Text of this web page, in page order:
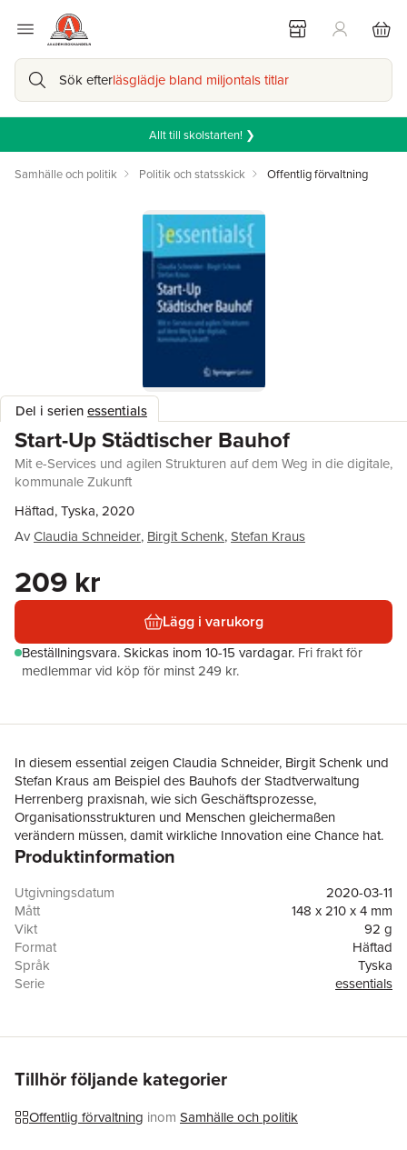
Sök efterläsglädje bland miljontals titlar
Allt till skolstarten! ❯
Samhälle och politik Politik och statsskick Offentlig förvaltning
Del i serienessentials
Start-Up Städtischer Bauhof
Mit e-Services und agilen Strukturen auf dem Weg in die digitale,
kommunale Zukunft
Häftad, Tyska, 2020
AvClaudia Schneider, Birgit Schenk,Stefan Kraus
209 kr
Lägg i varukorg
Beställningsvara.Skickas inom 10-15 vardagar. Fri frakt för
medlemmar vid köp för minst 249 kr.
In diesem essential zeigen Claudia Schneider, Birgit Schenk und
Stefan Kraus am Beispiel des Bauhofs der Stadtverwaltung
Herrenberg praxisnah, wie sich Geschäftsprozesse,
Organisationsstrukturen und Menschen gleichermaßen
verändern müssen, damit wirkliche Innovation eine Chance hat.
Neue e-Services sowie neue Formen der Zusammenarbeit und
Leistungsfähigkeit der Organisation und die Erhöhung der
Arbeitgeberattraktivität. Das Buch gibt wertvolle Hinweise für
Entscheider, die sich auf den gleichen Weg machen wollen.
Produktinformation
Utgivningsdatum
2020-03-11
Mått
148 x 210 x 4 mm
Vikt
92 g
Format
Häftad
Språk
Tyska
Serie
essentials
Förlag
Springer Fachmedien Wiesbaden
Tillhör följande kategorier
Offentlig förvaltning inom Samhälle och politik